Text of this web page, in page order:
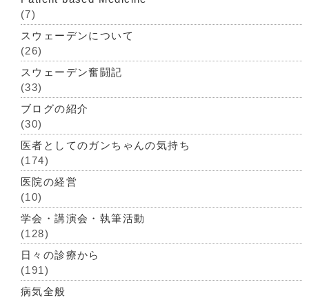
(7)
スウェーデンについて
(26)
スウェーデン奮闘記
(33)
ブログの紹介
(30)
医者としてのガンちゃんの気持ち
(174)
医院の経営
(10)
学会・講演会・執筆活動
(128)
日々の診療から
(191)
病気全般